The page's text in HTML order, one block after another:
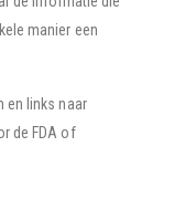
manier een
en links naar
de FDA of